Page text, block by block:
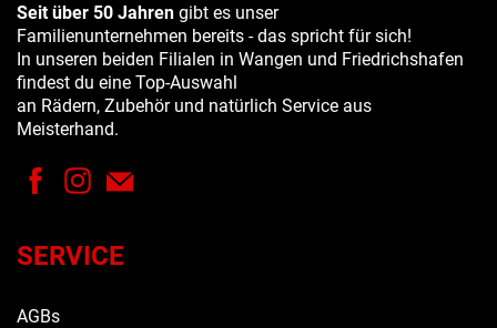
Seit über 50 Jahren gibt es unser
Familienunternehmen bereits - das spricht für sich!
In unseren beiden Filialen in Wangen und Friedrichshafen
findest du eine Top-Auswahl
an Rädern, Zubehör und natürlich Service aus
Meisterhand.
SERVICE
AGBs